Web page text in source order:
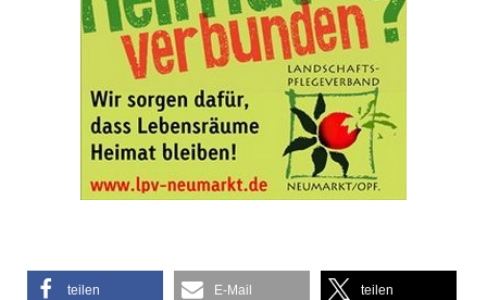
teilen E-Mail teilen